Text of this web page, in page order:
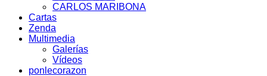
CARLOS MARIBONA
Cartas
Zenda
Multimedia
Galerías
Vídeos
ponlecorazon